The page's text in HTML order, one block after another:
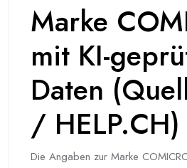
Marke
mit KI-
Daten
/ HELP.CH)
Die Angaben zur Marke